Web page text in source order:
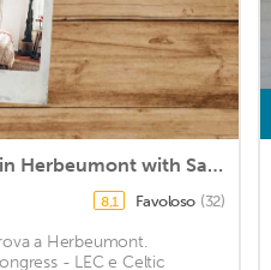
Cozy Holiday Home in Herbeumont with Sauna
8,1 Favoloso (32)
a Herbeumont.
- LEC e Celtic